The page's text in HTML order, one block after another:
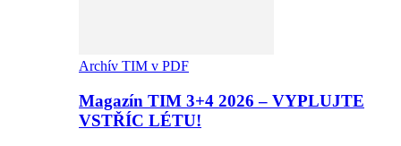
Archív TIM v PDF
Magazín TIM 3+4 2026 – VYPLUJTE
VSTŘÍC LÉTU!